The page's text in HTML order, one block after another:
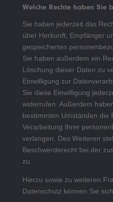
Welche Rechte haben Sie
Sie haben jederzeit das
über Herkunft, Empfänger
gespeicherten
Sie haben außerdem ein
Löschung dieser Daten zu
Einwilligung zur
Sie diese Einwilligung
widerrufen. Außerdem
bestimmten Umständen die
Verarbeitung Ihrer
verlangen. Des Weiteren
Beschwerderecht bei der
zu.
Hierzu sowie zu weiteren
Datenschutz können Sie